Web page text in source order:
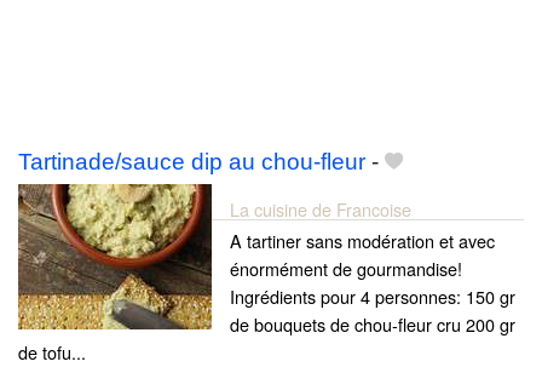
Tartinade/sauce dip au chou-fleur -
La cuisine de Francoise
A tartiner sans modération et avec
énormément de gourmandise!
Ingrédients pour 4 personnes: 150 gr
de bouquets de chou-fleur cru 200 gr
de tofu...